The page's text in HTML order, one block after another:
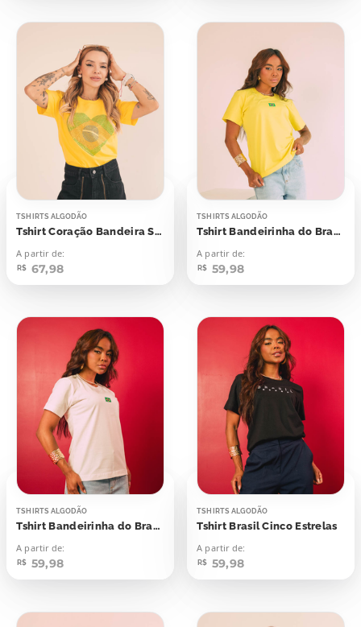
TSHIRTS ALGODÃO
Tshirt Coração Bandeira Strass Aplicação
A partir de:
R$ 67,98
TSHIRTS ALGODÃO
Tshirt Bandeirinha do Brasil
A partir de:
R$ 59,98
TSHIRTS ALGODÃO
Tshirt Bandeirinha do Brasil
A partir de:
R$ 59,98
TSHIRTS ALGODÃO
Tshirt Brasil Cinco Estrelas
A partir de:
R$ 59,98